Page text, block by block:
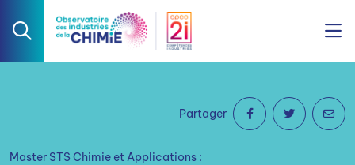
Master STS Chimie et Applications :
Partager